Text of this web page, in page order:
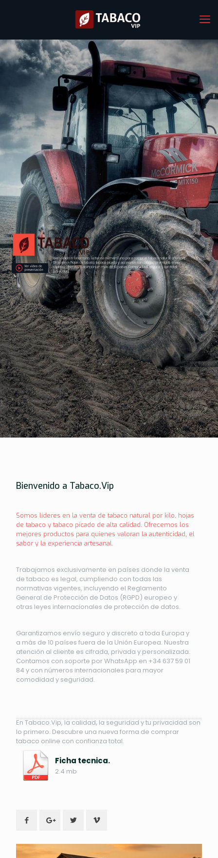
Bienvenido a Tabaco.Vip, la tienda número uno para comprar tabaco natural online.Vip
Ofrecemos hojas de tabaco, tabaco picado y accesorios con calidad premium, envío
rápido y discreto, y atención en más de 10 países. Compra fácil, segura y con total
privacidad.
Bienvenido a Tabaco.Vip
Somos líderes en la venta de tabaco natural por kilo, hojas
de tabaco y tabaco picado de alta calidad. Ofrecemos los
mejores productos para quienes valoran la autenticidad, el
sabor y la experiencia artesanal.
Trabajamos exclusivamente en países donde la venta
de tabaco es legal, cumpliendo con todas las
normativas vigentes, incluyendo el Reglamento
General de Protección de Datos (RGPD) europeo y
otras leyes internacionales de protección de datos.
Garantizamos envío seguro y discreto a toda Europa y
a más de 10 países fuera de la Unión Europea. Nuestra
atención al cliente es cifrada, privada y personalizada.
Contamos con soporte por WhatsApp en +34 637 59 01
84 y con números internacionales para mayor
comodidad y seguridad.
En Tabaco.Vip, la calidad, la seguridad y tu privacidad son
lo primero. Descubre una nueva forma de comprar
tabaco online con confianza total.
Ficha tecnica.
2.4 mb